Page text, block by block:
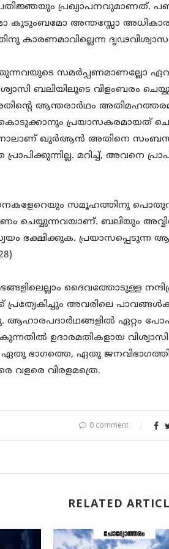
പ്രഖ്യാപനവുമാണത്.
കുടുംബമോ അന്തസ്സോ
കാരണമാവില്ലെന്ന
സമർപ്പണമാണല്ലോ
ബലിയിലൂടെ വിളംബരം
ആന്തരാർഥം
പ്രയാസകരമായത്
ഖുർആൻ അതിനെ
മറിച്ച്, അവനെ
സമൂഹത്തിനു
ചെയ്യുന്നവയാണ്. ബലിയും
ഭക്ഷിക്കുക. പ്രയാസപ്പെടുന്ന
ദൈവത്തോടുള്ള
അവരിലെ
ആഹാരപദാർഥങ്ങളിൽ ഏറ്റം
ഉദാരമതികളായ
ഭാഗത്തെ, ഏതു
വളരെ വിരളമത്രെ.
0 comment
RELATED